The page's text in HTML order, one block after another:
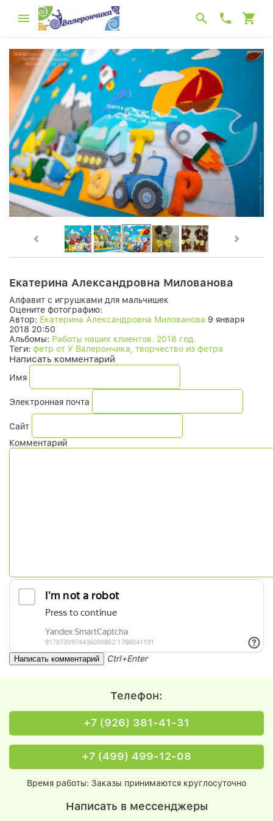
Екатерина Александровна Милованова
Алфавит с игрушками для мальчишек
Оцените фотографию:
Автор: Екатерина Александровна Милованова 9 января
2018 20:50
Альбомы: Работы наших клиентов. 2018 год.
Теги: фетр от У Валерончика, творчество из фетра
Написать комментарий
Имя
Электронная почта
Сайт
Комментарий
Ctrl+Enter
Телефон:
+7 (926) 381-41-31
+7 (499) 499-12-08
Время работы: Заказы принимаются круглосуточно
Написать в мессенджеры